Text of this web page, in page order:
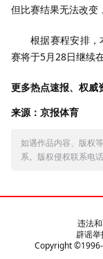
但比赛结果无法改变
根据赛程安排
赛将于5月28日继续
更多热点速报、权
来源：京报体育
如遇作品内容、版权
系。版权侵权联系电
违法
辟谣
Copyright ©1996-